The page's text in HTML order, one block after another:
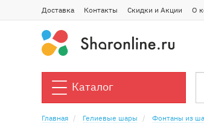
Доставка Контакты Скидки и Акции О
Каталог
Главная Гелиевые шары Фонтаны из